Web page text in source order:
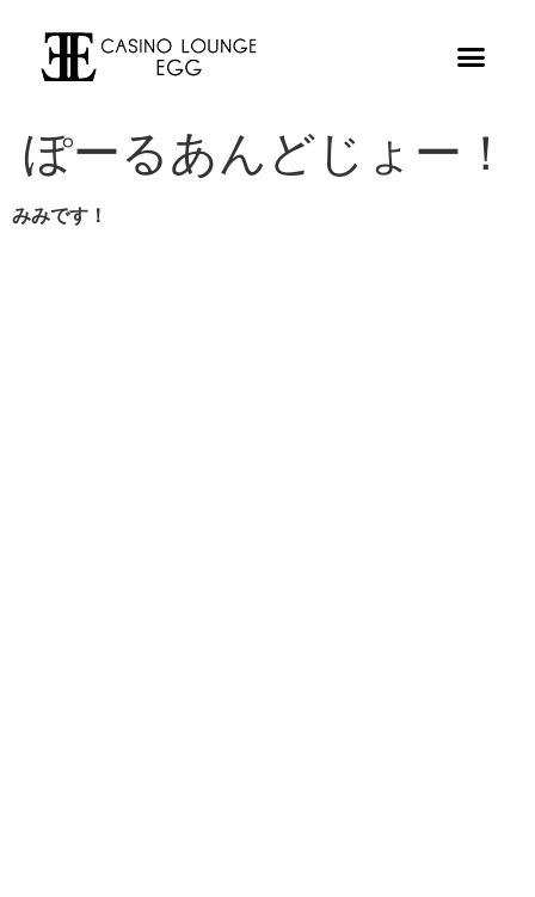
ぽーるあんどじょー！
みみです！